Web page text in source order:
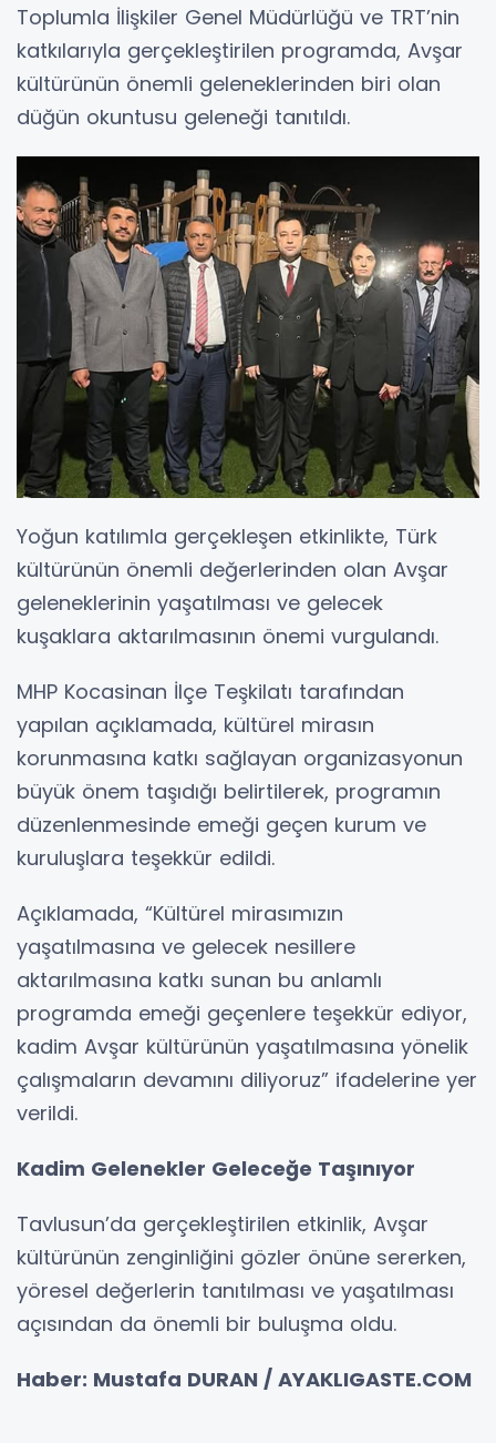
Toplumla İlişkiler Genel Müdürlüğü ve TRT’nin
katkılarıyla gerçekleştirilen programda, Avşar
kültürünün önemli geleneklerinden biri olan
düğün okuntusu geleneği tanıtıldı.
Yoğun katılımla gerçekleşen etkinlikte, Türk
kültürünün önemli değerlerinden olan Avşar
geleneklerinin yaşatılması ve gelecek
kuşaklara aktarılmasının önemi vurgulandı.
MHP Kocasinan İlçe Teşkilatı tarafından
yapılan açıklamada, kültürel mirasın
korunmasına katkı sağlayan organizasyonun
büyük önem taşıdığı belirtilerek, programın
düzenlenmesinde emeği geçen kurum ve
kuruluşlara teşekkür edildi.
Açıklamada, “Kültürel mirasımızın
yaşatılmasına ve gelecek nesillere
aktarılmasına katkı sunan bu anlamlı
programda emeği geçenlere teşekkür ediyor,
kadim Avşar kültürünün yaşatılmasına yönelik
çalışmaların devamını diliyoruz” ifadelerine yer
verildi.
Kadim Gelenekler Geleceğe Taşınıyor
Tavlusun’da gerçekleştirilen etkinlik, Avşar
kültürünün zenginliğini gözler önüne sererken,
yöresel değerlerin tanıtılması ve yaşatılması
açısından da önemli bir buluşma oldu.
Haber: Mustafa DURAN / AYAKLIGASTE.COM